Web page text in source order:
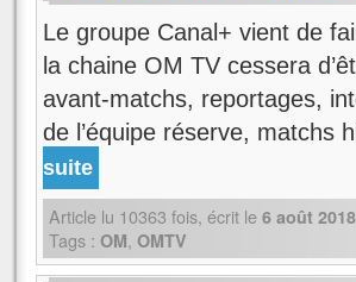
Le groupe Canal+ vient de
la chaine OM TV cessera
avant-matchs, reportages,
de l’équipe réserve,
suite
Article lu 10363 fois, écrit le 6 août 2018
Tags : OM, OMTV